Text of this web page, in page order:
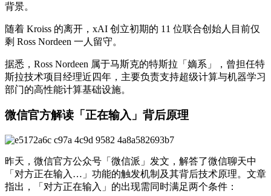
背景。
随着 Kroiss 的离开，xAI 创立初期的 11 位联合创始人目前仅
剩 Ross Nordeen 一人留守。
据悉，Ross Nordeen 属于马斯克的特斯拉「嫡系」，曾担任特
斯拉技术项目经理近四年，主要负责支持超级计算与机器学习
部门的高性能计算基础设施。
微信官方解读「正在输入」背后原理
昨天，微信官方公众号「微信派」发文，解答了微信聊天中
「对方正在输入…」功能的触发机制及其背后技术原理。文章
指出，「对方正在输入」的出现需同时满足两个条件：